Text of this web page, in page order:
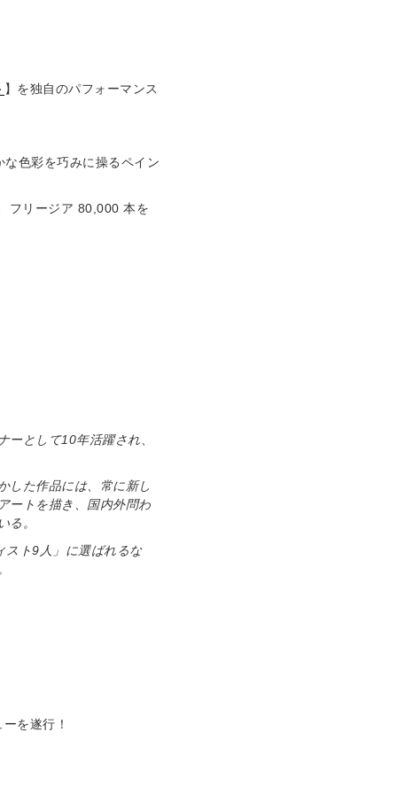
】を独自のパフォーマンス
色彩を巧みに操るペイン
フリージア 80,000 本を
ーとして10年活躍され、
した作品には、常に新し
ートを描き、国内外問わ
る。
スト9人」に選ばれるな
を遂行！